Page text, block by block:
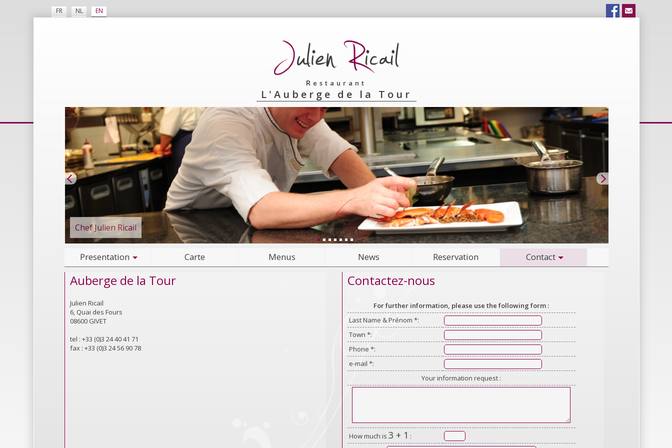
EN
NL
FR
Restaurant
L'Auberge de la Tour
Chef Julien Ricail
Presentation Carte Menus News Reservation Contact
Auberge de la Tour
Julien Ricail
6, Quai des Fours
08600 GIVET
tel : +33 (0)3 24 40 41 71
fax : +33 (0)3 24 56 90 78
Contactez-nous
For further information, please use the following form :
Last Name & Prénom *:
Town *:
Phone *:
e-mail *:
Your information request :
How much is 3 + 1 :